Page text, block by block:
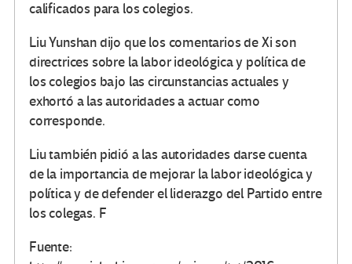
calificados para los colegios.
Liu Yunshan dijo que los comentarios de Xi son
directrices sobre la labor ideológica y política de
los colegios bajo las circunstancias actuales y
exhortó a las autoridades a actuar como
corresponde.
Liu también pidió a las autoridades darse cuenta
de la importancia de mejorar la labor ideológica y
política y de defender el liderazgo del Partido entre
los colegas. F
Fuente: